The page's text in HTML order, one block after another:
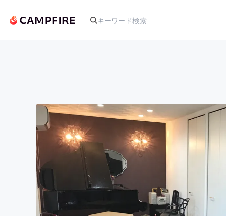
アート・写真
テクノロジー・ガジェット
映像・映画